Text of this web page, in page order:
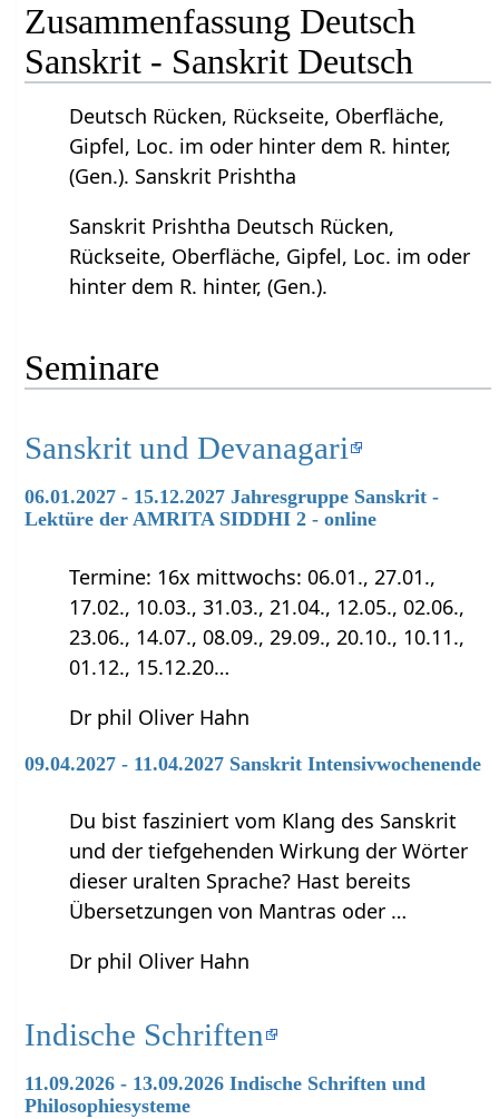
Zusammenfassung Deutsch
Sanskrit - Sanskrit Deutsch
Deutsch Rücken, Rückseite, Oberfläche,
Gipfel, Loc. im oder hinter dem R. hinter,
(Gen.). Sanskrit Prishtha
Sanskrit Prishtha Deutsch Rücken,
Rückseite, Oberfläche, Gipfel, Loc. im oder
hinter dem R. hinter, (Gen.).
Seminare
Sanskrit und Devanagari
06.01.2027 - 15.12.2027 Jahresgruppe Sanskrit -
Lektüre der AMRITA SIDDHI 2 - online
Termine: 16x mittwochs: 06.01., 27.01.,
17.02., 10.03., 31.03., 21.04., 12.05., 02.06.,
23.06., 14.07., 08.09., 29.09., 20.10., 10.11.,
01.12., 15.12.20…
Dr phil Oliver Hahn
09.04.2027 - 11.04.2027 Sanskrit Intensivwochenende
Du bist fasziniert vom Klang des Sanskrit
und der tiefgehenden Wirkung der Wörter
dieser uralten Sprache? Hast bereits
Übersetzungen von Mantras oder …
Dr phil Oliver Hahn
Indische Schriften
11.09.2026 - 13.09.2026 Indische Schriften und
Philosophiesysteme